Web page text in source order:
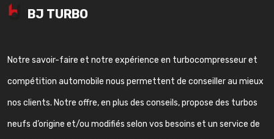
BJ TURBO
Notre savoir-faire et notre expérience en turbocompresseur et
compétition automobile nous permettent de conseiller au mieux
nos clients. Notre offre, en plus des conseils, propose des turbos
neufs d’origine et/ou modifiés selon vos besoins et un service de